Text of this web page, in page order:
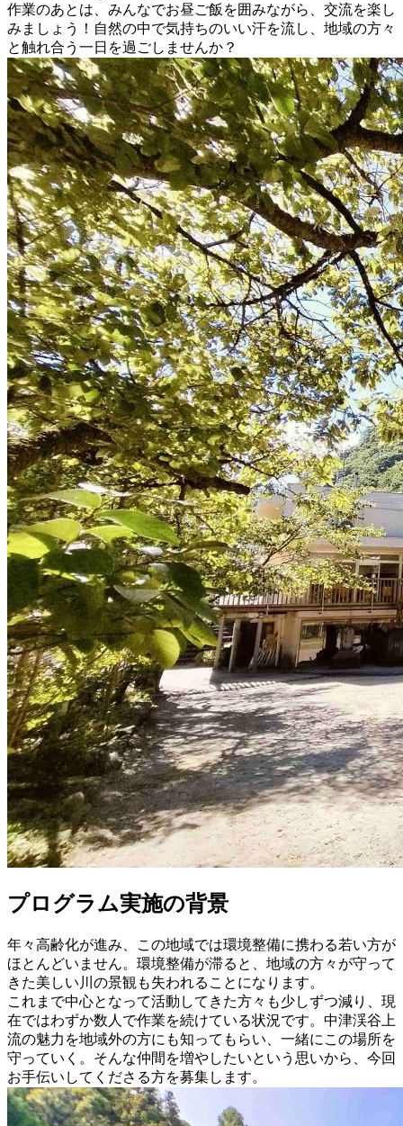
作業のあとは、みんなでお昼ご飯を囲みながら、交流を楽し
みましょう！自然の中で気持ちのいい汗を流し、地域の方々
と触れ合う一日を過ごしませんか？
プログラム実施の背景
年々高齢化が進み、この地域では環境整備に携わる若い方が
ほとんどいません。環境整備が滞ると、地域の方々が守って
きた美しい川の景観も失われることになります。
これまで中心となって活動してきた方々も少しずつ減り、現
在ではわずか数人で作業を続けている状況です。中津渓谷上
流の魅力を地域外の方にも知ってもらい、一緒にこの場所を
守っていく。そんな仲間を増やしたいという思いから、今回
お手伝いしてくださる方を募集します。